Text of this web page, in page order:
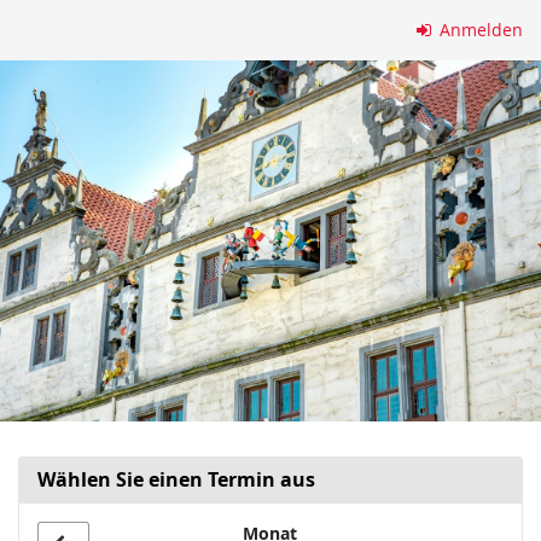
springen
Anmelden
Wählen Sie einen Termin aus
Monat